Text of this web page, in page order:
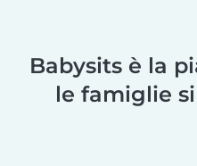
Babysits è la
le famiglie